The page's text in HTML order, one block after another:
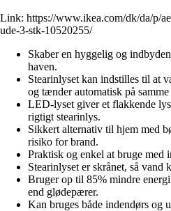
Link: https://www.ikea.com/dk/da/p/
ude-3-stk-10520255/
Skaber en hyggelig og
haven.
Stearinlyset kan indstilles til at
og tænder automatisk på
LED-lyset giver et flakkende
rigtigt stearinlys.
Sikkert alternativ til hjem med
risiko for brand.
Praktisk og enkel at bruge med
Stearinlyset er skrånet, så vand
Bruger op til 85% mindre
end glødepærer.
Kan bruges både indendørs og